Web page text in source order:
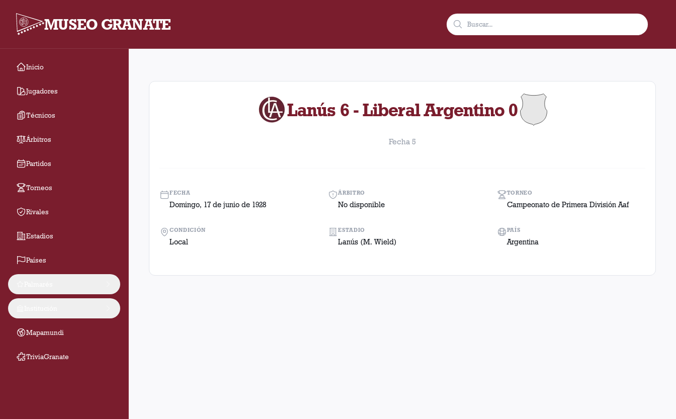
MUSEO GRANATE
Inicio
Jugadores
Técnicos
Árbitros
Partidos
Torneos
Rivales
Estadios
Países
Mapamundi
TriviaGranate
Fecha 5. Partido entre Lanús y Liberal Argentino disputado el Domingo, 17 de junio de 1928 en condición de local en el estadio Lanús (M. Wield)
Lanús 6 - Liberal Argentino 0
Fecha 5
FECHA
Domingo, 17 de junio de 1928
ÁRBITRO
No disponible
TORNEO
Campeonato de Primera División Aaf
CONDICIÓN
Local
ESTADIO
Lanús (M. Wield)
PAÍS
Argentina